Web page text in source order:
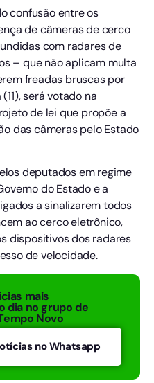
confusão entre os
de câmeras de cerco
com radares de
– que não aplicam multa
freadas bruscas por
será votado na
de lei que propõe a
das câmeras pelo Estado
deputados em regime
do Estado e a
a sinalizarem todos
ao cerco eletrônico,
dispositivos dos radares
de velocidade.
mais
dia no grupo de
Novo
no Whatsapp